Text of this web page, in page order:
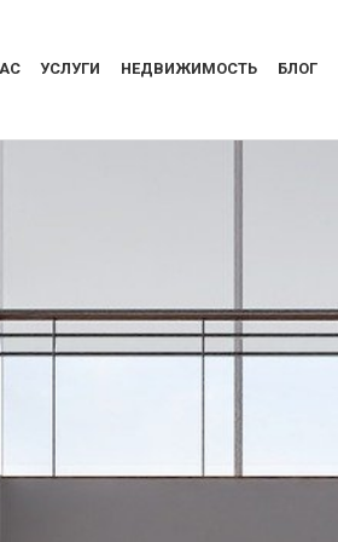
УСЛУГИ НЕДВИЖИМОСТЬ БЛОГ